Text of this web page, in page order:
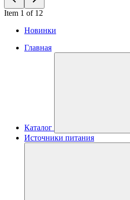
Item 1 of 12
Новинки
Главная
Каталог
Источники питания